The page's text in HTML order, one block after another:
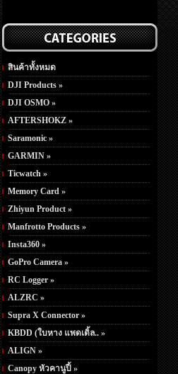
สินค้าทั้งหมด
DJI Products »
DJI OSMO »
AFTERSHOKZ »
Saramonic »
GARMIN »
Ticwatch »
Memory Card »
Zhiyun Product »
Manfrotto Products »
Insta360 »
GoPro Camera »
RC Logger »
ALZRC »
Supra X Connector »
KBDD (ใบหาง แพดเดิ้ล.. »
ALIGN »
Canopy หัวคานูปี้ »